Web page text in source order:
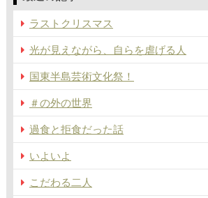
ラストクリスマス
光が見えながら、自らを虐げる人
国東半島芸術文化祭！
＃の外の世界
過食と拒食だった話
いよいよ
こだわる二人